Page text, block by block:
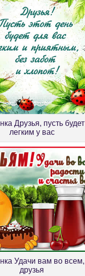
Друзья, пусть будет
легким у вас
Удачи вам во всем,
друзья